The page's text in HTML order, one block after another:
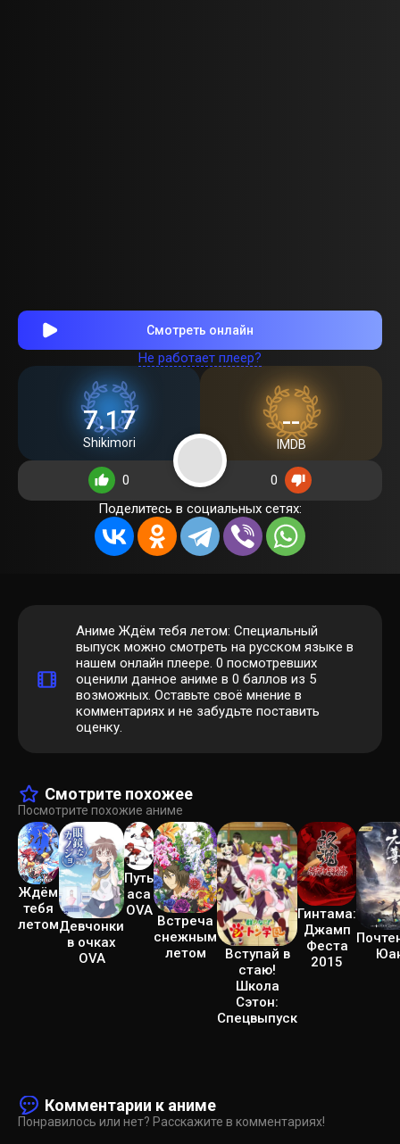
Смотреть онлайн
Не работает плеер?
7.17
Shikimori
--
IMDB
0
0
Поделитесь в социальных сетях:
Аниме Ждём тебя летом: Специальный
выпуск можно смотреть на русском языке в
нашем онлайн плеере. 0 посмотревших
оценили данное аниме в 0 баллов из 5
возможных. Оставьте своё мнение в
комментариях и не забудьте поставить
оценку.
Смотрите похожее
Посмотрите похожие аниме
Ждём
тебя
летомДевчонки
в очках
OVA
Путь
аса
OVA
Встреча
снежным
летом
Вступай в
стаю!
Школа
Сэтон:
Спецвыпуск
Гинтама:
Джамп
Феста
2015
Комментарии к аниме
Понравилось или нет? Расскажите в комментариях!